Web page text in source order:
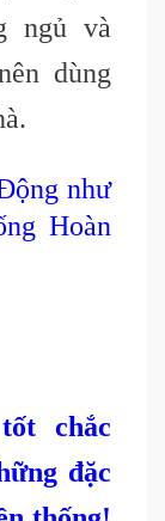
ngủ và
dùng
như
Hoàn
chắc
đặc